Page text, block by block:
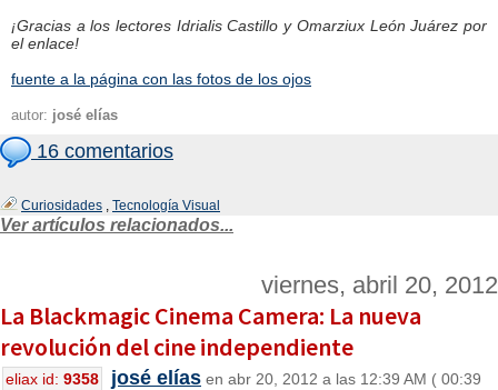
¡Gracias a los lectores Idrialis Castillo y Omarziux León Juárez por
el enlace!
fuente a la página con las fotos de los ojos
autor: josé elías
16 comentarios
Curiosidades , Tecnología Visual
Ver artículos relacionados...
viernes, abril 20, 2012
La Blackmagic Cinema Camera: La nueva
revolución del cine independiente
eliax id: 9358 josé elías en abr 20, 2012 a las 12:39 AM ( 00:39